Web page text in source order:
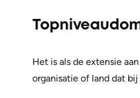
Het is als de extensie
organisatie of land dat